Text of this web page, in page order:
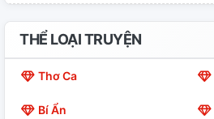
Chap 21
Chap 22
THỂ LOẠI TRUYỆN
Thơ Ca
Bí Ẩn